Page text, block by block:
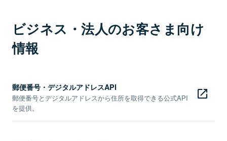
ビジネス・法人のお客さま向け
情報
郵便番号・デジタルアドレスAPI
郵便番号とデジタルアドレスから住所を取得できる公式API
を提供。